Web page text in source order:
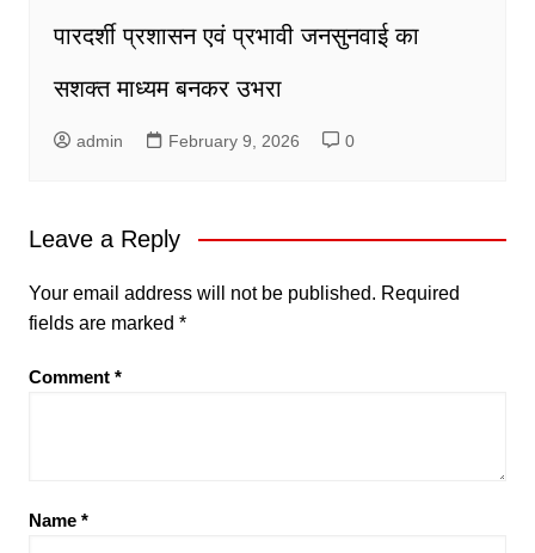
पारदर्शी प्रशासन एवं प्रभावी जनसुनवाई का
सशक्त माध्यम बनकर उभरा
admin February 9, 2026 0
Leave a Reply
Your email address will not be published. Required
fields are marked *
Comment *
Name *